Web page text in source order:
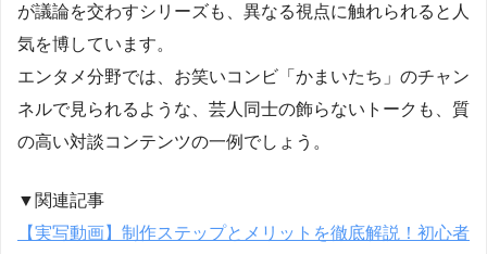
が議論を交わすシリーズも、異なる視点に触れられると人
気を博しています。
エンタメ分野では、お笑いコンビ「かまいたち」のチャン
ネルで見られるような、芸人同士の飾らないトークも、質
の高い対談コンテンツの一例でしょう。
▼関連記事
【実写動画】制作ステップとメリットを徹底解説！初心者